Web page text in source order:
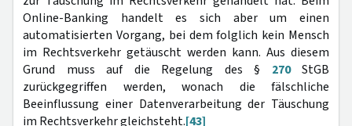
Online-Banking handelt es sich aber um einen
automatisierten Vorgang, bei dem folglich kein Mensch
im Rechtsverkehr getäuscht werden kann. Aus diesem
Grund muss auf die Regelung des § 270StGB
zurückgegriffen werden, wonach die fälschliche
Beeinflussung einer Datenverarbeitung der Täuschung
im Rechtsverkehr gleichsteht.[43]